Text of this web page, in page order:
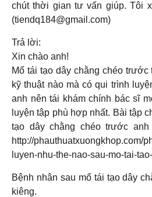
chút thời gian tư vấn giúp. Tôi
(tiendq184@gmail.com)
Trả lời:
Xin chào anh!
Mổ tái tạo dây chằng chéo trước
kỹ thuật nào mà có qui trình
anh nên tái khám chính bác sĩ
luyện tập phù hợp nhất. Bài tập
tạo dây chằng chéo trước
http://phauthuatxuongkhop.com/
luyen-nhu-the-nao-sau-mo-tai-
Bệnh nhân sau mổ tái tạo dây
kiêng.